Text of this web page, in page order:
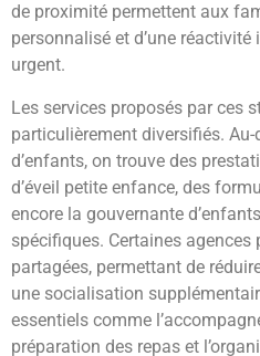
de proximité permettent aux
personnalisé et d’une
urgent.
Les services proposés par ces
particulièrement diversifiés.
d’enfants, on trouve des
d’éveil petite enfance, des
encore la gouvernante
spécifiques. Certaines
partagées, permettant de
une socialisation
essentiels comme
préparation des repas et